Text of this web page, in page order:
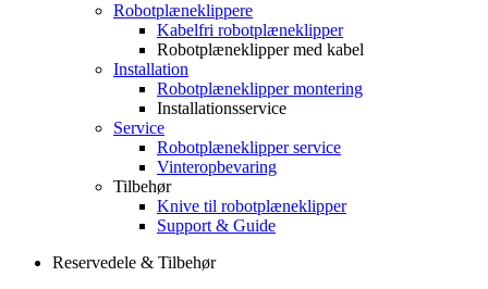
Robotplæneklippere
Kabelfri robotplæneklipper
Robotplæneklipper med kabel
Installation
Robotplæneklipper montering
Installationsservice
Service
Robotplæneklipper service
Vinteropbevaring
Tilbehør
Knive til robotplæneklipper
Support & Guide
Reservedele & Tilbehør